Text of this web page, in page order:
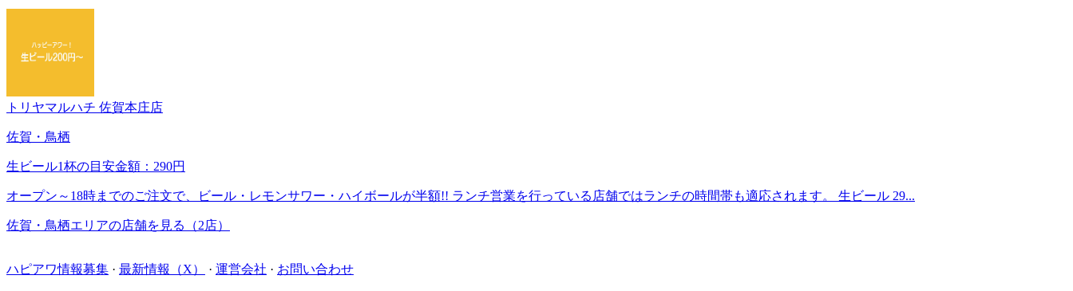
トリヤマルハチ 佐賀本庄店
佐賀・鳥栖
生ビール1杯の目安金額：290円
オープン～18時までのご注文で、ビール・レモンサワー・ハイボールが半額!! ランチ営業を行っている店舗ではランチの時間帯も適応されます。 生ビール 29...
佐賀・鳥栖エリアの店舗を見る（2店）
ハピアワ情報募集 · 最新情報（X） · 運営会社 · お問い合わせ